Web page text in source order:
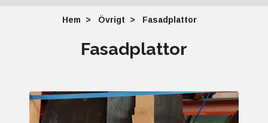
Hem Övrigt Fasadplattor
Fasadplattor